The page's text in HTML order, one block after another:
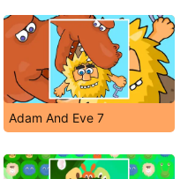
Adam And Eve 7